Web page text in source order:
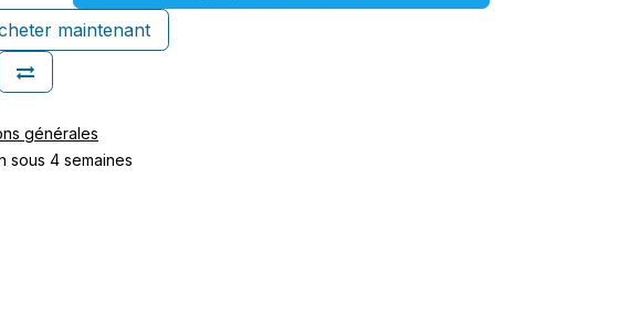
maintenant
générales
sous 4 semaines